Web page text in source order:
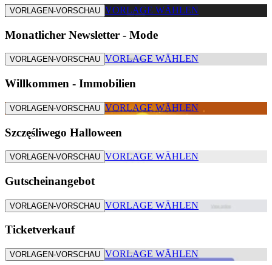
VORLAGEN-VORSCHAU VORLAGE WÄHLEN
Monatlicher Newsletter - Mode
VORLAGEN-VORSCHAU VORLAGE WÄHLEN
Willkommen - Immobilien
VORLAGEN-VORSCHAU VORLAGE WÄHLEN
Szczęśliwego Halloween
VORLAGEN-VORSCHAU VORLAGE WÄHLEN
Gutscheinangebot
VORLAGEN-VORSCHAU VORLAGE WÄHLEN
Ticketverkauf
VORLAGEN-VORSCHAU VORLAGE WÄHLEN